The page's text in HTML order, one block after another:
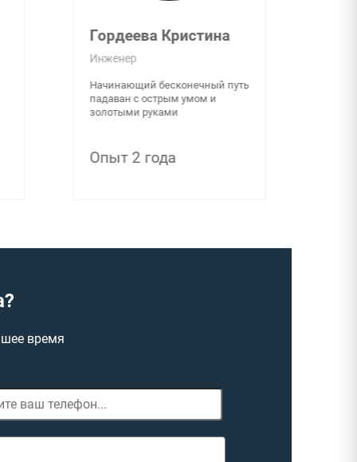
Гордеева Кристина
Инженер
Начинающий бесконечный путь
падаван с острым умом и
золотыми руками
Опыт 2 года
время